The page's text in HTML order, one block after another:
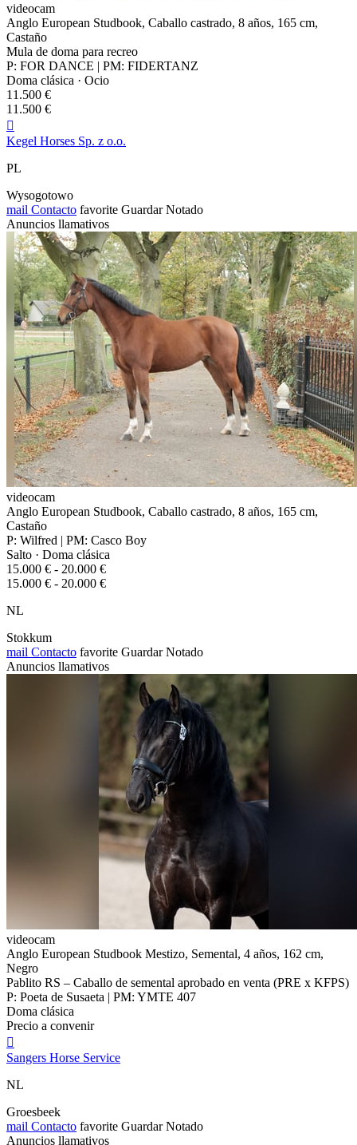
videocam
Anglo European Studbook, Caballo castrado, 8 años, 165 cm,
Castaño
Mula de doma para recreo
P: FOR DANCE | PM: FIDERTANZ
Doma clásica · Ocio
11.500 €
11.500 €

Kegel Horses Sp. z o.o.
PL
Wysogotowo
mail Contacto favorite Guardar Notado
Anuncios llamativos
videocam
Anglo European Studbook, Caballo castrado, 8 años, 165 cm,
Castaño
P: Wilfred | PM: Casco Boy
Salto · Doma clásica
15.000 € - 20.000 €
15.000 € - 20.000 €
NL
Stokkum
mail Contacto favorite Guardar Notado
Anuncios llamativos
videocam
Anglo European Studbook Mestizo, Semental, 4 años, 162 cm,
Negro
Pablito RS – Caballo de semental aprobado en venta (PRE x KFPS)
P: Poeta de Susaeta | PM: YMTE 407
Doma clásica
Precio a convenir

Sangers Horse Service
NL
Groesbeek
mail Contacto favorite Guardar Notado
Anuncios llamativos